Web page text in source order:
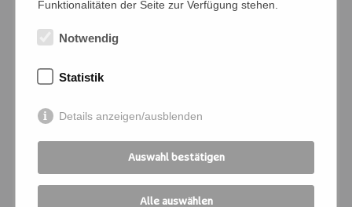
Bedingungen
Ich verpflichte mich, die Zahlung und
Kommunikation für die angemeldeten
Personen zu übernehmen
Ich melde mich für folgende
Veranstaltung an:
Funktionalitäten der Seite zur Verfügung stehen.
Notwendig
Statistik
Details anzeigen/ausblenden
Auswahl bestätigen
Alle auswählen